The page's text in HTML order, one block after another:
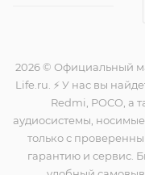
2026 © Официальный
Life.ru. ⚡ У нас вы
Redmi, POCO, а
аудиосистемы,
только с
гарантию и сервис.